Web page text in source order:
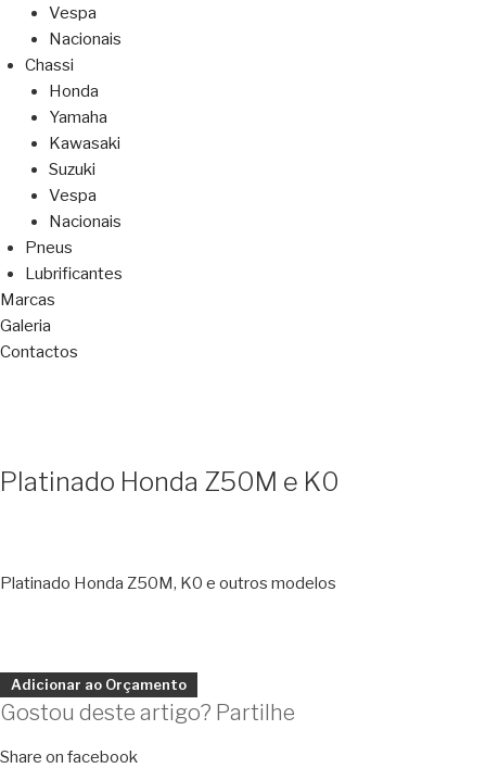
Vespa
Nacionais
Chassi
Honda
Yamaha
Kawasaki
Suzuki
Vespa
Nacionais
Pneus
Lubrificantes
Marcas
Galeria
Contactos
Platinado Honda Z50M e K0
Platinado Honda Z50M, K0 e outros modelos
Adicionar ao Orçamento
Gostou deste artigo? Partilhe
Share on facebook